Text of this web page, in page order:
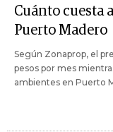
Cuánto cuesta
Puerto Madero
Según Zonaprop, el
pesos por mes
ambientes en Puerto